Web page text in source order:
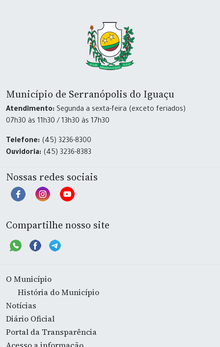
Município de Serranópolis do Iguaçu
Atendimento: Segunda a sexta-feira (exceto feriados)
07h30 às 11h30 / 13h30 às 17h30
Telefone: (45) 3236-8300
Ouvidoria: (45) 3236-8383
Nossas redes sociais
Compartilhe nosso site
O Município
História do Município
Notícias
Diário Oficial
Portal da Transparência